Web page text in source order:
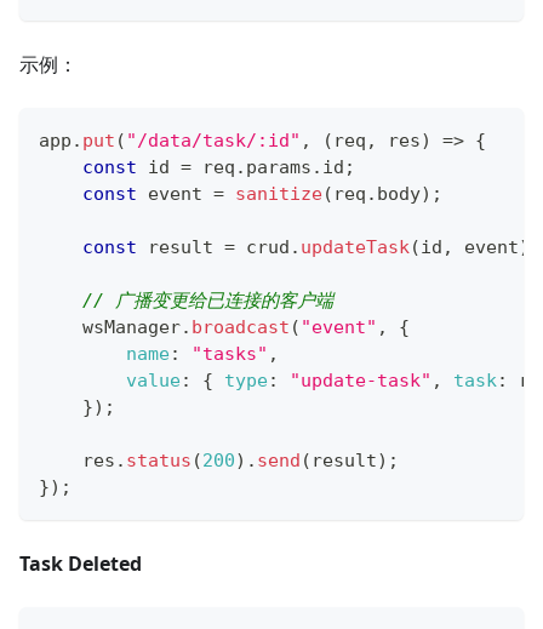
示例：
app . put ( "/data/task/:id" , ( req , res) => {
const id = req . params . id ;
const event = sanitize( req . body) ;
const result = crud . updateTask (id , event)
// 广播变更给已连接的客户端
    wsManager
. broadcast ( "event" ,
{
name: "tasks" ,
value: { type: "update-task" , task :
}) ;
    res
. status (200) . send ( result) ;
}) ;
Task Deleted